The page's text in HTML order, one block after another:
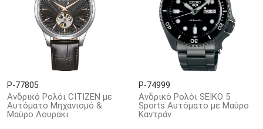
P-77805
Ανδρικό Ρολόι CITIZEN με
Αυτόματο Μηχανισμό &
Μαύρο Λουράκι
P-74999
Ανδρικό Ρολόι SEIKO 5
Sports Αυτόματο με Μαύρο
Καντράν